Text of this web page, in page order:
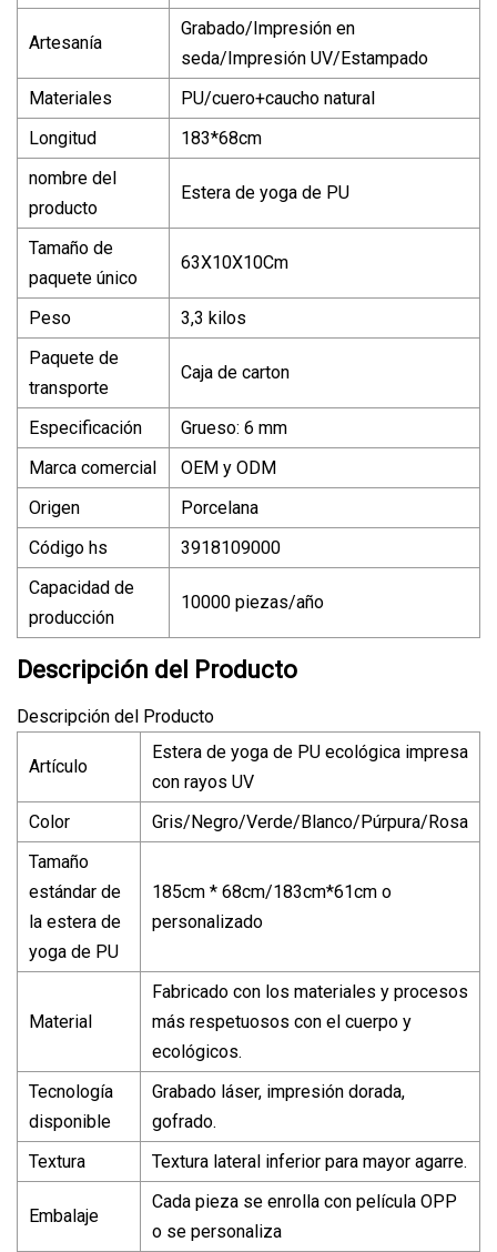
Artesanía
Grabado/Impresión en
seda/Impresión UV/Estampado
Materiales
PU/cuero+caucho natural
Longitud
183*68cm
nombre del
producto
Estera de yoga de PU
Tamaño de
paquete único
63X10X10Cm
Peso
3,3 kilos
Paquete de
transporte
Caja de carton
Especificación
Grueso: 6 mm
Marca comercial
OEM y ODM
Origen
Porcelana
Código hs
3918109000
Capacidad de
producción
10000 piezas/año
Descripción del Producto
Descripción del Producto
Artículo
Estera de yoga de PU ecológica impresa
con rayos UV
Color
Gris/Negro/Verde/Blanco/Púrpura/Rosa
Tamaño
estándar de
la estera de
yoga de PU
185cm * 68cm/183cm*61cm o
personalizado
Material
Fabricado con los materiales y procesos
más respetuosos con el cuerpo y
ecológicos.
Tecnología
disponible
Grabado láser, impresión dorada,
gofrado.
Textura
Textura lateral inferior para mayor agarre.
Embalaje
Cada pieza se enrolla con película OPP
o se personaliza